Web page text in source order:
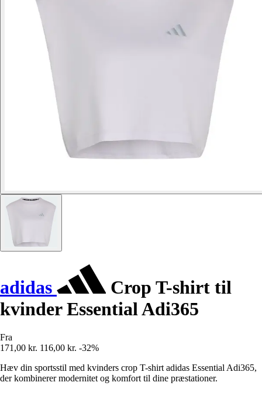
adidas
Crop T-shirt til
kvinder Essential Adi365
Fra
171,00 kr. 116,00 kr. -32%
Hæv din sportsstil med kvinders crop T-shirt adidas Essential Adi365,
der kombinerer modernitet og komfort til dine præstationer.